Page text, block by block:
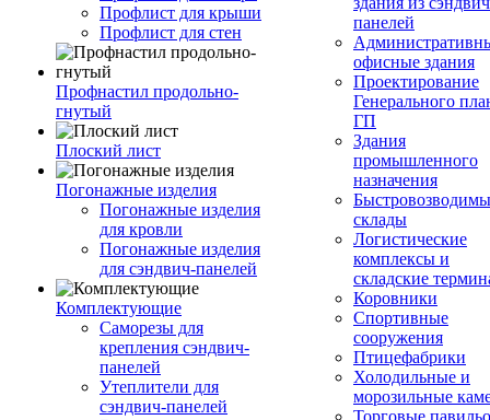
Профлист для крыши
Профлист для стен
Профнастил продольно-
гнутый
Плоский лист
Погонажные изделия
Погонажные изделия
для кровли
Погонажные изделия
для сэндвич-панелей
Комплектующие
Саморезы для
крепления сэндвич-
панелей
Утеплители для
сэндвич-панелей
панелей
офисные здания
Проектирование
Генерального
ГП
Здания
промышленного
назначения
склады
Логистические
комплексы и
складские
Коровники
Спортивные
сооружения
Птицефабрики
Холодильные и
морозильные
Торговые